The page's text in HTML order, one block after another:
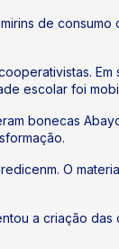
de
escolar foi
bonecas
O
a criação